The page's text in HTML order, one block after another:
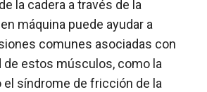
la cadera a través de la
máquina puede ayudar a
comunes asociadas con
de estos músculos, como la
síndrome de fricción de la